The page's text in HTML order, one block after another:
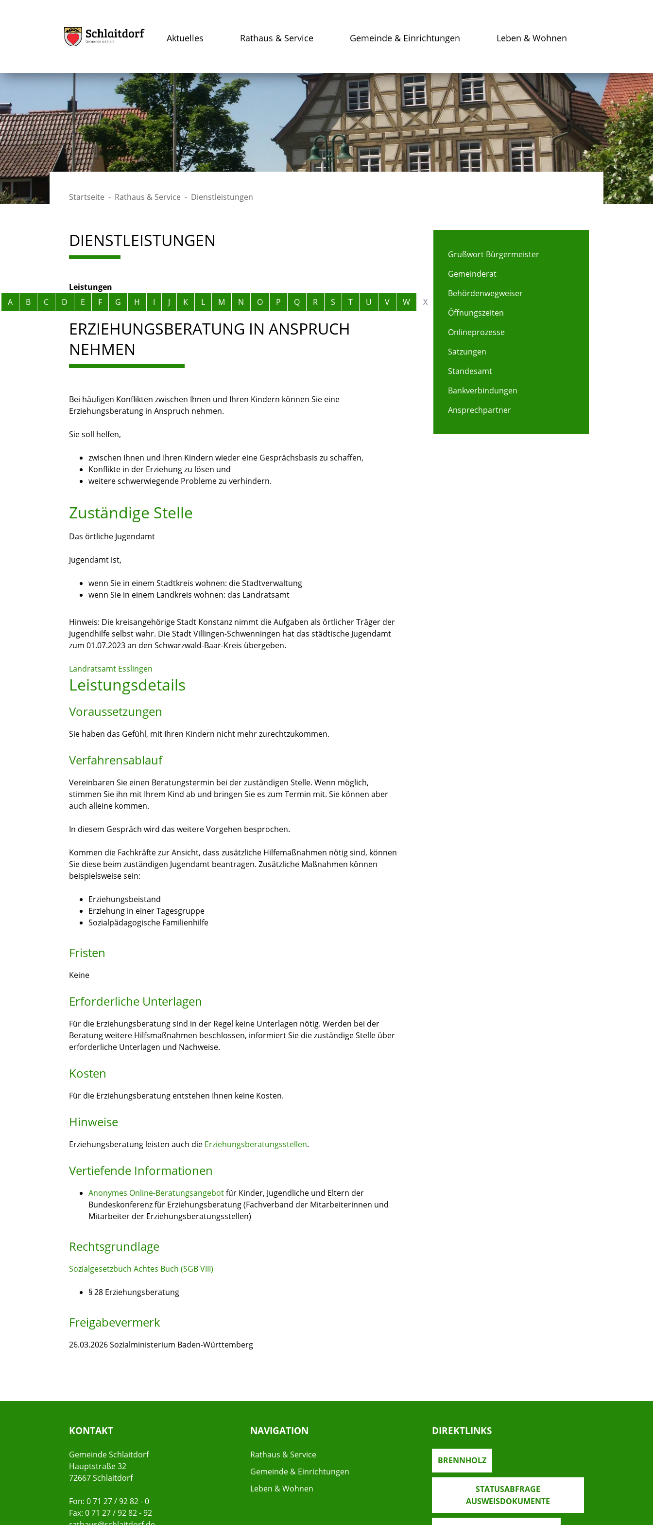
Aktuelles Rathaus & Service Gemeinde & Einrichtungen Leben & Wohnen
Startseite Rathaus & Service Dienstleistungen
DIENSTLEISTUNGEN
Leistungen
Alphabetisches Register überspringen
A B C D E F G H I J K L M N O P Q R S T U V W X
ERZIEHUNGSBERATUNG IN ANSPRUCH
NEHMEN
Bei häufigen Konflikten zwischen Ihnen und Ihren Kindern können Sie eine
Erziehungsberatung in Anspruch nehmen.
Sie soll helfen,
zwischen Ihnen und Ihren Kindern wieder eine Gesprächsbasis zu schaffen,
Konflikte in der Erziehung zu lösen und
weitere schwerwiegende Probleme zu verhindern.
Zuständige Stelle
Das örtliche Jugendamt
Jugendamt ist,
wenn Sie in einem Stadtkreis wohnen: die Stadtverwaltung
wenn Sie in einem Landkreis wohnen: das Landratsamt
Hinweis: Die kreisangehörige Stadt Konstanz nimmt die Aufgaben als örtlicher Träger der
Jugendhilfe selbst wahr. Die Stadt Villingen-Schwenningen hat das städtische Jugendamt
zum 01.07.2023 an den Schwarzwald-Baar-Kreis übergeben.
Landratsamt Esslingen
Leistungsdetails
Voraussetzungen
Sie haben das Gefühl, mit Ihren Kindern nicht mehr zurechtzukommen.
Verfahrensablauf
Vereinbaren Sie einen Beratungstermin bei der zuständigen Stelle. Wenn möglich,
stimmen Sie ihn mit Ihrem Kind ab und bringen Sie es zum Termin mit. Sie können aber
auch alleine kommen.
In diesem Gespräch wird das weitere Vorgehen besprochen.
Kommen die Fachkräfte zur Ansicht, dass zusätzliche Hilfemaßnahmen nötig sind, können
Sie diese beim zuständigen Jugendamt beantragen. Zusätzliche Maßnahmen können
beispielsweise sein:
Erziehungsbeistand
Erziehung in einer Tagesgruppe
Sozialpädagogische Familienhilfe
Fristen
Keine
Erforderliche Unterlagen
Für die Erziehungsberatung sind in der Regel keine Unterlagen nötig. Werden bei der
Beratung weitere Hilfsmaßnahmen beschlossen, informiert Sie die zuständige Stelle über
erforderliche Unterlagen und Nachweise.
Kosten
Für die Erziehungsberatung entstehen Ihnen keine Kosten.
Hinweise
Erziehungsberatung leisten auch die Erziehungsberatungsstellen.
Vertiefende Informationen
Anonymes Online-Beratungsangebotfür Kinder, Jugendliche und Eltern der
Bundeskonferenz für Erziehungsberatung (Fachverband der Mitarbeiterinnen und
Mitarbeiter der Erziehungsberatungsstellen)
Rechtsgrundlage
Sozialgesetzbuch Achtes Buch (SGB VIII)
§ 28 Erziehungsberatung
Freigabevermerk
26.03.2026 Sozialministerium Baden-Württemberg
Grußwort Bürgermeister
Gemeinderat
Behördenwegweiser
Öffnungszeiten
Onlineprozesse
Satzungen
Standesamt
Bankverbindungen
Ansprechpartner
KONTAKT
Gemeinde Schlaitdorf
Hauptstraße 32
72667 Schlaitdorf
Fon: 0 71 27 / 92 82 - 0
Fax: 0 71 27 / 92 82 - 92
NAVIGATION
Rathaus & Service
Gemeinde & Einrichtungen
Leben & Wohnen
DIREKTLINKS
BRENNHOLZ
STATUSABFRAGE
AUSWEISDOKUMENTE